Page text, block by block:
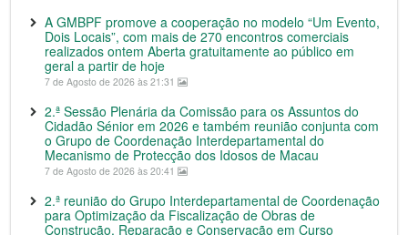
A GMBPF promove a cooperação no modelo “Um Evento,
Dois Locais”, com mais de 270 encontros comerciais
realizados ontem Aberta gratuitamente ao público em
geral a partir de hoje
7 de Agosto de 2026 às 21:31
2.ª Sessão Plenária da Comissão para os Assuntos do
Cidadão Sénior em 2026 e também reunião conjunta com
o Grupo de Coordenação Interdepartamental do
Mecanismo de Protecção dos Idosos de Macau
7 de Agosto de 2026 às 20:41
2.ª reunião do Grupo Interdepartamental de Coordenação
para Optimização da Fiscalização de Obras de
Construção, Reparação e Conservação em Curso